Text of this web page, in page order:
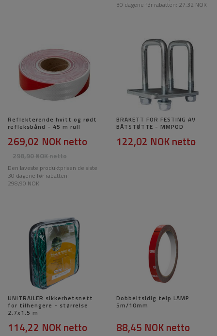
30 dagene før rabatten: 27,32 NOK
Reflekterende hvitt og rødt
refleksbånd - 45 m rull
298,90 NOKnetto
269,02 NOKnetto
Den laveste produktprisen de siste
30 dagene før rabatten:
298,90 NOK
BRAKETT FOR FESTING AV
BÅTSTØTTE - MMPOD
122,02 NOKnetto
UNITRAILER sikkerhetsnett
for tilhengere - størrelse
2,7x1,5 m
114,22 NOKnetto
Dobbeltsidig teip LAMP
5m/10mm
88,45 NOKnetto